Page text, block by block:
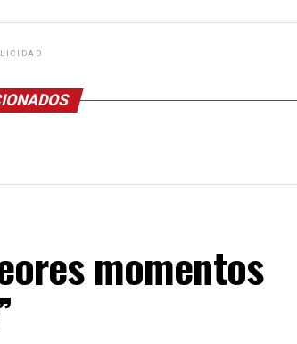
momentos